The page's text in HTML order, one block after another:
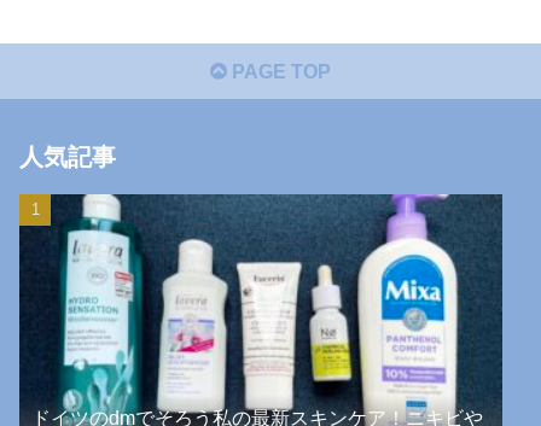
PAGE TOP
人気記事
ドイツのdmでそろう私の最新スキンケア！ニキビや